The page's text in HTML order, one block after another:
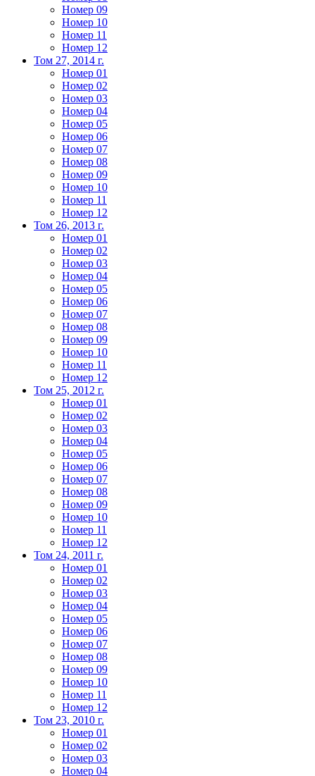
Номер 09
Номер 10
Номер 11
Номер 12
Том 27, 2014 г.
Номер 01
Номер 02
Номер 03
Номер 04
Номер 05
Номер 06
Номер 07
Номер 08
Номер 09
Номер 10
Номер 11
Номер 12
Том 26, 2013 г.
Номер 01
Номер 02
Номер 03
Номер 04
Номер 05
Номер 06
Номер 07
Номер 08
Номер 09
Номер 10
Номер 11
Номер 12
Том 25, 2012 г.
Номер 01
Номер 02
Номер 03
Номер 04
Номер 05
Номер 06
Номер 07
Номер 08
Номер 09
Номер 10
Номер 11
Номер 12
Том 24, 2011 г.
Номер 01
Номер 02
Номер 03
Номер 04
Номер 05
Номер 06
Номер 07
Номер 08
Номер 09
Номер 10
Номер 11
Номер 12
Том 23, 2010 г.
Номер 01
Номер 02
Номер 03
Номер 04